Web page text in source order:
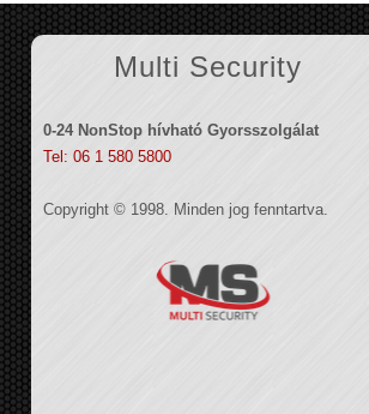
Multi Security
0-24 NonStop hívható Gyorsszolgálat
Tel: 06 1 580 5800
Copyright © 1998. Minden jog fenntartva.